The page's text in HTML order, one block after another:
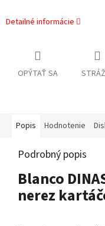
Detailné informácie
OPÝTAŤ SA
Popis Hodnotenie
Podrobný popis
Blanco
nerez